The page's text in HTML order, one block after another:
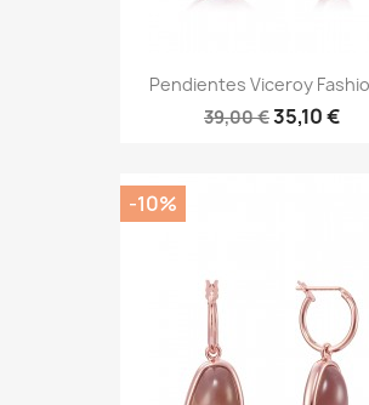
Pendientes Viceroy
39,00 €35,10 €
-10%